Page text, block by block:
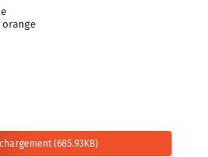
orange
(685.93KB)